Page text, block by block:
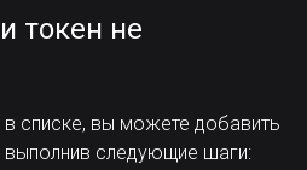
токен не
списке, вы можете добавить
следующие шаги: